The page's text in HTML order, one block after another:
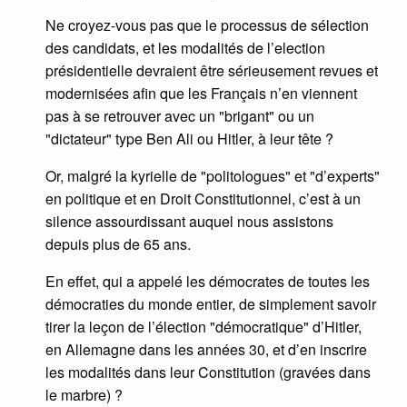
Ne croyez-vous pas que le processus de sélection
des candidats, et les modalités de l’election
présidentielle devraient être sérieusement revues et
modernisées afin que les Français n’en viennent
pas à se retrouver avec un "brigant" ou un
"dictateur" type Ben Ali ou Hitler, à leur tête ?
Or, malgré la kyrielle de "politologues" et "d’experts"
en politique et en Droit Constitutionnel, c’est à un
silence assourdissant auquel nous assistons
depuis plus de 65 ans.
En effet, qui a appelé les démocrates de toutes les
démocraties du monde entier, de simplement savoir
tirer la leçon de l’élection "démocratique" d’Hitler,
en Allemagne dans les années 30, et d’en inscrire
les modalités dans leur Constitution (gravées dans
le marbre) ?